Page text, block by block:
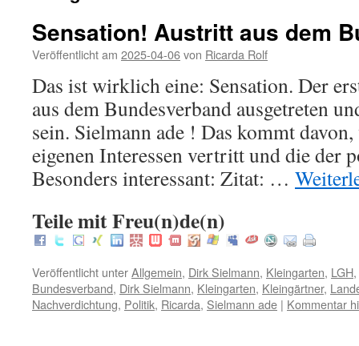
Sensation! Austritt aus dem
Veröffentlicht am 2025-04-06von Ricarda Rolf
Das ist wirklich eine: Sensation. Der
aus dem Bundesverband ausgetreten
sein. Sielmann ade ! Das kommt
eigenen Interessen vertritt und die der
Besonders interessant: Zitat: …
Teile mit Freu(n)de(n)
Veröffentlicht unterAllgemein, Dirk Sielmann, Kleingarten, LGH,
Bundesverband, Dirk Sielmann, Kleingarten, Kleingärtner,
Nachverdichtung, Politik, Ricarda, Sielmann ade | Kommentar